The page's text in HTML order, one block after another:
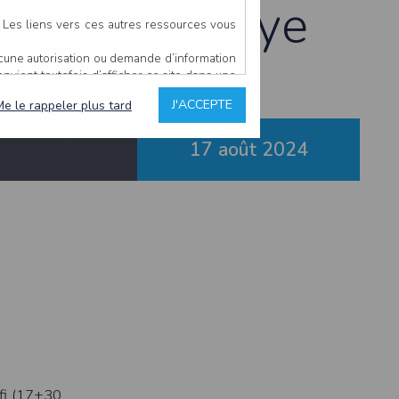
Pommeraye
17 août 2024
liens vers ces autres ressources vous
autorisation ou demande d’information
toutefois d’afficher ce site dans une
estime non conforme à l’objet du site
comme étant fiables.
typographiques.
sur ce site.
avoir fait l’objet de mises à jour. En
prend connaissance.
l’utilisateur, qui assume la totalité des
l’interprétation ou de l’utilisation des
hors du contrôle de l’EDITEUR, et
services.
J'ACCEPTE
le rappeler plus tard